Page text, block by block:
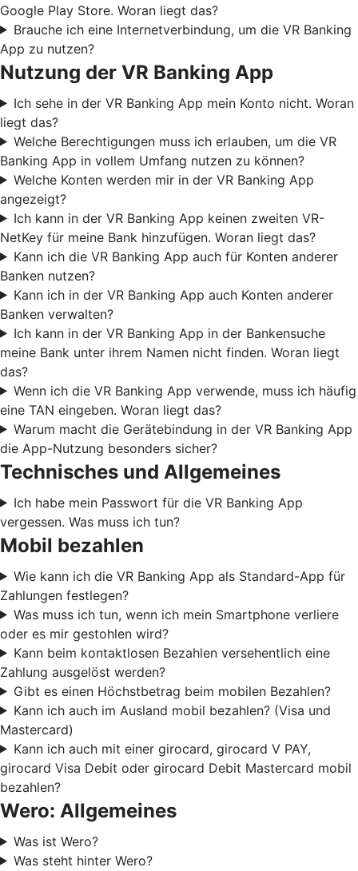
Google Play Store. Woran liegt das?
Brauche ich eine Internetverbindung, um die VR Banking
App zu nutzen?
Nutzung der VR Banking App
Ich sehe in der VR Banking App mein Konto nicht. Woran
liegt das?
Welche Berechtigungen muss ich erlauben, um die VR
Banking App in vollem Umfang nutzen zu können?
Welche Konten werden mir in der VR Banking App
angezeigt?
Ich kann in der VR Banking App keinen zweiten VR-
NetKey für meine Bank hinzufügen. Woran liegt das?
Kann ich die VR Banking App auch für Konten anderer
Banken nutzen?
Kann ich in der VR Banking App auch Konten anderer
Banken verwalten?
Ich kann in der VR Banking App in der Bankensuche
meine Bank unter ihrem Namen nicht finden. Woran liegt
das?
Wenn ich die VR Banking App verwende, muss ich häufig
eine TAN eingeben. Woran liegt das?
Warum macht die Gerätebindung in der VR Banking App
die App-Nutzung besonders sicher?
Technisches und Allgemeines
Ich habe mein Passwort für die VR Banking App
vergessen. Was muss ich tun?
Mobil bezahlen
Wie kann ich die VR Banking App als Standard-App für
Zahlungen festlegen?
Was muss ich tun, wenn ich mein Smartphone verliere
oder es mir gestohlen wird?
Kann beim kontaktlosen Bezahlen versehentlich eine
Zahlung ausgelöst werden?
Gibt es einen Höchstbetrag beim mobilen Bezahlen?
Kann ich auch im Ausland mobil bezahlen? (Visa und
Mastercard)
Kann ich auch mit einer girocard, girocard V PAY,
girocard Visa Debit oder girocard Debit Mastercard mobil
bezahlen?
Wero: Allgemeines
Was ist Wero?
Was steht hinter Wero?